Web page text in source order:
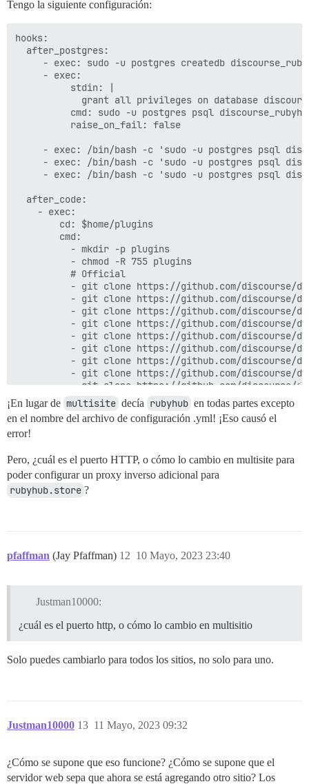
Tengo la siguiente configuración:
hooks:
  after_postgres:
- exec: sudo -u postgres createdb
     - exec:
          stdin: |
grant all privileges on database
cmd: sudo -u postgres psql
          raise_on_fail: false
- exec: /bin/bash -c 'sudo -u postgres psql
- exec: /bin/bash -c 'sudo -u postgres psql
- exec: /bin/bash -c 'sudo -u postgres psql
  after_code:
    - exec:
        cd: $home/plugins
        cmd:
          - mkdir -p plugins
          - chmod -R 755 plugins
          # Official
- git clone https://github.com/discourse/
- git clone https://github.com/discourse/
- git clone https://github.com/discourse/
- git clone https://github.com/discourse/
- git clone https://github.com/discourse/
- git clone https://github.com/discourse/
- git clone https://github.com/discourse/
- git clone https://github.com/discourse/
- git clone https://github.com/discourse/
- git clone https://github.com/discourse/
- git clone https://github.com/discourse/
- git clone https://github.com/discourse/
- git clone https://github.com/discourse/
- git clone https://github.com/discourse/
- git clone https://github.com/discourse/
- git clone https://github.com/discourse/
          # Paviliondev
- git clone https://github.com/
          # Coopcreds
- git clone https://github.com/coopcreds/
  before_bundle_exec:
        path: $home/config/multisite.yml
           pool: 25
           timeout: 5000
           host_names:
             - rubyhub.store
¡En lugar de multisite decía rubyhub en todas partes excepto
en el nombre del archivo de configuración .yml! ¡Eso causó el
error!
Pero, ¿cuál es el puerto HTTP, o cómo lo cambio en multisite para
poder configurar un proxy inverso adicional para
rubyhub.store ?
pfaffman (Jay Pfaffman) 10 Mayo, 2023 23:40
12
Justman10000:
¿cuál es el puerto http, o cómo lo cambio en multisitio
Solo puedes cambiarlo para todos los sitios, no solo para uno.
Justman10000 11 Mayo, 2023 09:32
13
¿Cómo se supone que eso funcione? ¿Cómo se supone que el
servidor web sepa que ahora se está agregando otro sitio? Los